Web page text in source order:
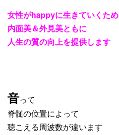
女性がhappyに生きていくため
内面美＆外見美ともに
人生の質の向上を提供します
音って
脊髄の位置によって
聴こえる周波数が違います